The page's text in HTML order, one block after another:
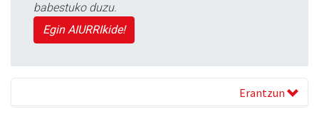
babestuko duzu.
Egin AIURRIkide!
Erantzun